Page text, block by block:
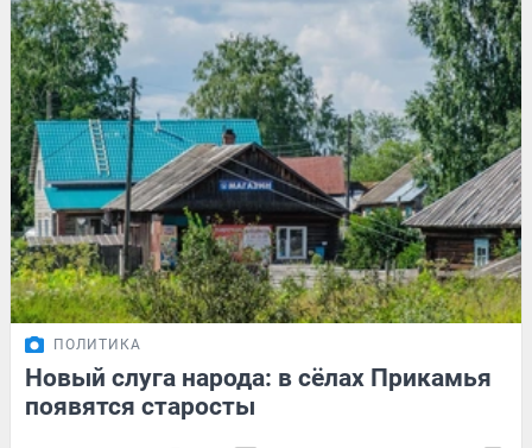
ПОЛИТИКА
Новый слуга народа: в сёлах Прикамья
появятся старосты